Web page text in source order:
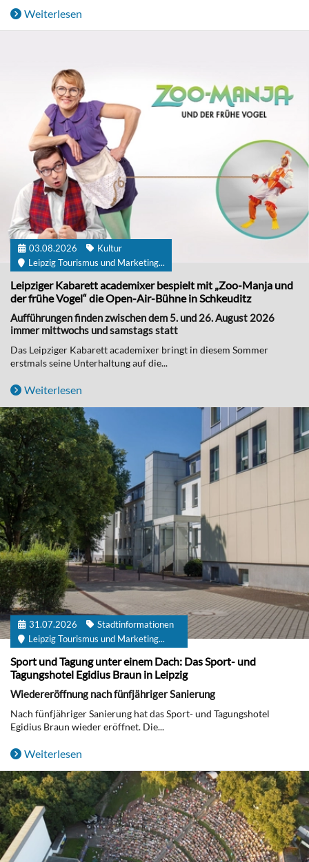
Weiterlesen
03.08.2026
Kultur
Leipzig Tourismus und Marketing...
Leipziger Kabarett academixer bespielt mit „Zoo-Manja und
der frühe Vogel“ die Open-Air-Bühne in Schkeuditz
Aufführungen finden zwischen dem 5. und 26. August 2026
immer mittwochs und samstags statt
Das Leipziger Kabarett academixer bringt in diesem Sommer
erstmals seine Unterhaltung auf die...
Weiterlesen
31.07.2026
Stadtinformationen
Leipzig Tourismus und Marketing...
Sport und Tagung unter einem Dach: Das Sport- und
Tagungshotel Egidius Braun in Leipzig
Wiedereröffnung nach fünfjähriger Sanierung
Nach fünfjähriger Sanierung hat das Sport- und Tagungshotel
Egidius Braun wieder eröffnet. Die...
Weiterlesen